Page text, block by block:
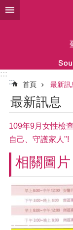
跳到主要內容區塊
:::
:::
首頁 最新訊
最新訊息
109年9月女性檢
自己、守護家人"!
相關圖片